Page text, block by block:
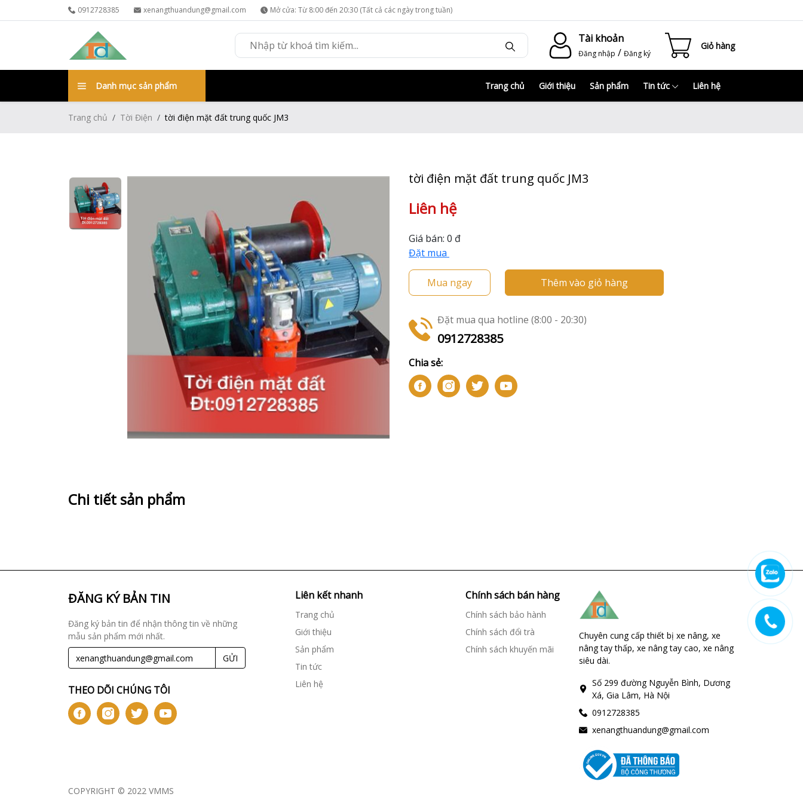
0912728385 xenangthuandung@gmail.com Mở cửa: Từ 8:00 đến 20:30 (Tất cả các ngày trong tuần)
Tài khoản
Đăng nhập / Đăng ký
Giỏ hàng
Danh mục sản phẩm Trang chủ Giới thiệu Sản phẩm Tin tức Liên hệ
Trang chủ Tời Điện tời điện mặt đất trung quốc JM3
tời điện mặt đất trung quốc JM3
Liên hệ
Giá bán: 0 đ
Đặt mua
Mua ngay Thêm vào giỏ hàng
Đặt mua qua hotline (8:00 - 20:30)
0912728385
Chia sẻ:
Chi tiết sản phẩm
ĐĂNG KÝ BẢN TIN
Đăng ký bản tin để nhận thông tin về những
mẫu sản phẩm mới nhất.
GỬI
THEO DÕI CHÚNG TÔI
Liên kết nhanh
Trang chủ
Giới thiệu
Sản phẩm
Tin tức
Liên hệ
Chính sách bán hàng
Chính sách bảo hành
Chính sách đổi trà
Chính sách khuyến mãi
Chuyên cung cấp thiết bị xe nâng, xe
nâng tay thấp, xe nâng tay cao, xe nâng
siêu dài.
Số 299 đường Nguyễn Bình, Dương
Xá, Gia Lâm, Hà Nội
0912728385
xenangthuandung@gmail.com
COPYRIGHT © 2022 VMMS